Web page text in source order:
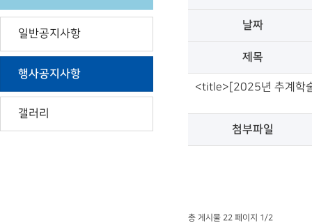
일반공지사항
행사공지사항
갤러리
날짜
제목
<title>[2025년 추계학
첨부파일
총 게시물 22 페이지 1/2